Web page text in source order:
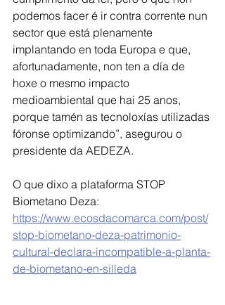
podemos facer é ir contra corrente nun
sector que está plenamente
implantando en toda Europa e que,
afortunadamente, non ten a día de
hoxe o mesmo impacto
medioambiental que hai 25 anos,
porque tamén as tecnoloxías utilizadas
fóronse optimizando”, asegurou o
presidente da AEDEZA.
O que dixo a plataforma STOP
Biometano Deza:
https://www.ecosdacomarca.com/post/
stop-biometano-deza-patrimonio-
cultural-declara-incompatible-a-planta-
de-biometano-en-silleda